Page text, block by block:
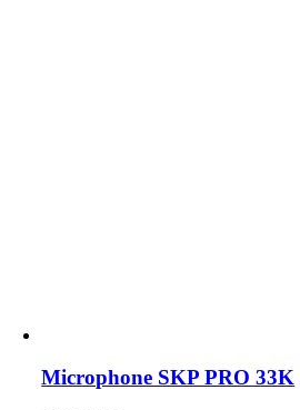
Microphone SKP PRO 33K